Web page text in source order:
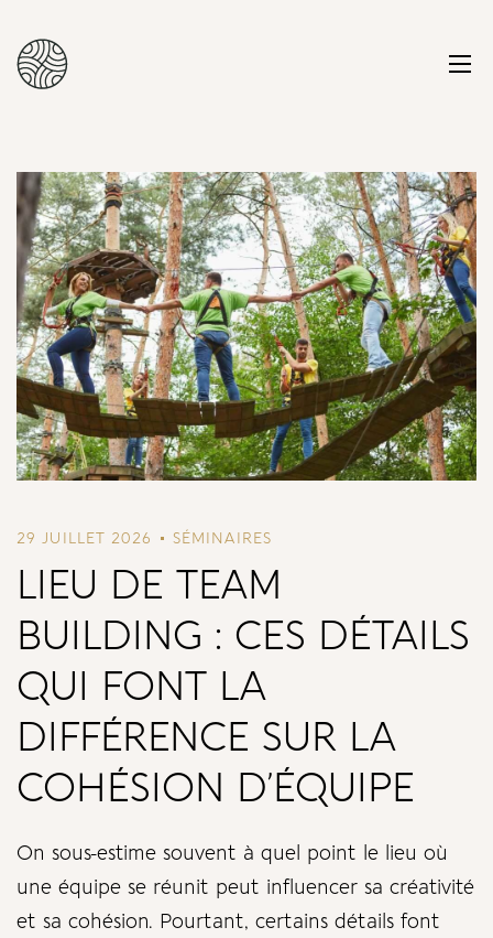
29 JUILLET 2026 SÉMINAIRES
LIEU DE TEAM
BUILDING : CES DÉTAILS
QUI FONT LA
DIFFÉRENCE SUR LA
COHÉSION D’ÉQUIPE
On sous-estime souvent à quel point le lieu où
une équipe se réunit peut influencer sa créativité
et sa cohésion. Pourtant, certains détails font